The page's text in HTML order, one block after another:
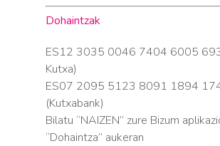
Dohaintzak
ES12 3035 0046 7404 6005
Kutxa)
ES07 2095 5123 8091 1894
(Kutxabank)
Bilatu “NAIZEN” zure Bizum
“Dohaintza” aukeran